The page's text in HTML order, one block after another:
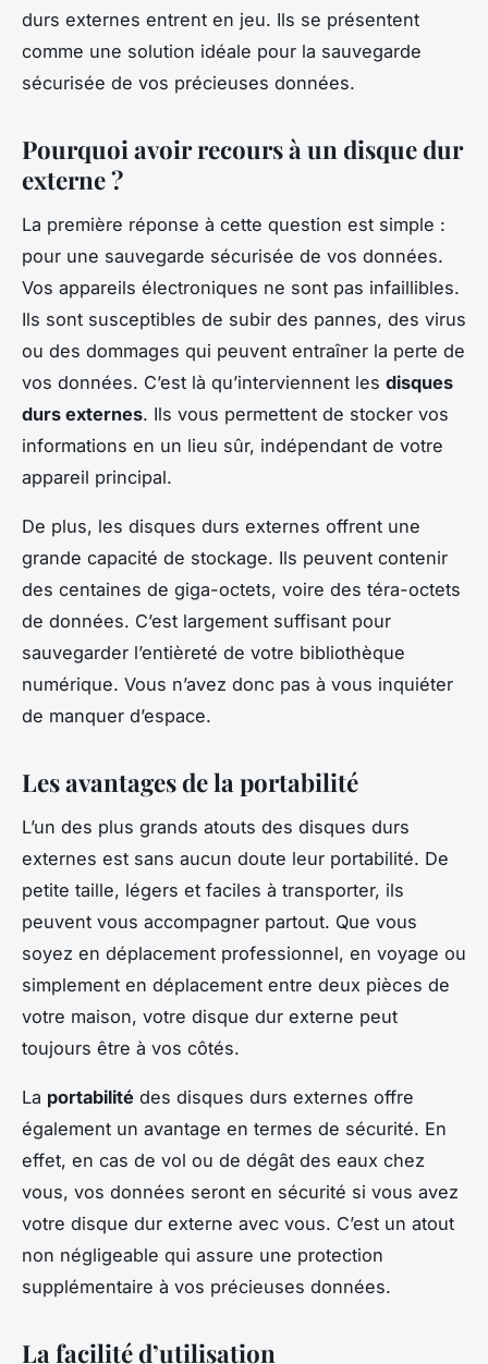
durs externes entrent en jeu. Ils se présentent
comme une solution idéale pour la sauvegarde
sécurisée de vos précieuses données.
Pourquoi avoir recours à un disque dur
externe ?
La première réponse à cette question est simple :
pour une sauvegarde sécurisée de vos données.
Vos appareils électroniques ne sont pas infaillibles.
Ils sont susceptibles de subir des pannes, des virus
ou des dommages qui peuvent entraîner la perte de
vos données. C’est là qu’interviennent les disques
durs externes. Ils vous permettent de stocker vos
informations en un lieu sûr, indépendant de votre
appareil principal.
De plus, les disques durs externes offrent une
grande capacité de stockage. Ils peuvent contenir
des centaines de giga-octets, voire des téra-octets
de données. C’est largement suffisant pour
sauvegarder l’entièreté de votre bibliothèque
numérique. Vous n’avez donc pas à vous inquiéter
de manquer d’espace.
Les avantages de la portabilité
L’un des plus grands atouts des disques durs
externes est sans aucun doute leur portabilité. De
petite taille, légers et faciles à transporter, ils
peuvent vous accompagner partout. Que vous
soyez en déplacement professionnel, en voyage ou
simplement en déplacement entre deux pièces de
votre maison, votre disque dur externe peut
toujours être à vos côtés.
La portabilité des disques durs externes offre
également un avantage en termes de sécurité. En
effet, en cas de vol ou de dégât des eaux chez
vous, vos données seront en sécurité si vous avez
votre disque dur externe avec vous. C’est un atout
non négligeable qui assure une protection
supplémentaire à vos précieuses données.
La facilité d’utilisation